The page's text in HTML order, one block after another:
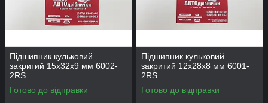
Підшипник кульковий
закритий 15х32х9 мм 6002-
2RS
Готово до відправки
Підшипник кульковий
закритий 12х28х8 мм 6001-
2RS
Готово до відправки